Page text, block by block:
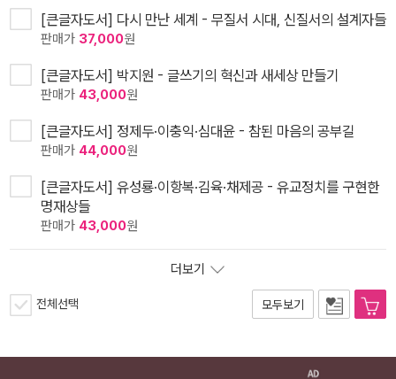
[큰글자도서] 다시 만난 세계 - 무질서 시대, 신질서의 설계자들
판매가 37,000원
[큰글자도서] 박지원 - 글쓰기의 혁신과 새세상 만들기
판매가 43,000원
[큰글자도서] 정제두·이충익·심대윤 - 참된 마음의 공부길
판매가 44,000원
[큰글자도서] 유성룡·이항복·김육·채제공 - 유교정치를 구현한
명재상들
판매가 43,000원
더보기
전체선택 모두보기